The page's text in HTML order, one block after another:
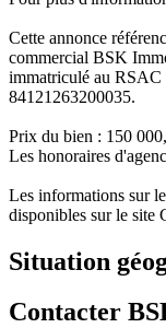
Cette annonce
commercial BSK
immatriculé au
84121263200035.
Prix du bien : 150
Les honoraires
Les informations sur
disponibles sur le site
Situation
Contacter